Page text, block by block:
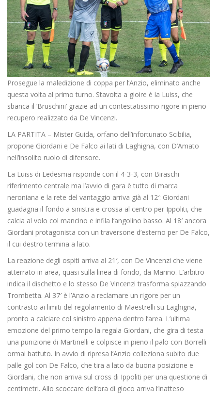
Prosegue la maledizione di coppa per l’Anzio, eliminato anche
questa volta al primo turno. Stavolta a gioire è la Luiss, che
sbanca il ‘Bruschini’ grazie ad un contestatissimo rigore in pieno
recupero realizzato da De Vincenzi.
LA PARTITA – Mister Guida, orfano dell’infortunato Scibilia,
propone Giordani e De Falco ai lati di Laghigna, con D’Amato
nell’insolito ruolo di difensore.
La Luiss di Ledesma risponde con il 4-3-3, con Biraschi
riferimento centrale ma l’avvio di gara è tutto di marca
neroniana e la rete del vantaggio arriva già al 12′: Giordani
guadagna il fondo a sinistra e crossa al centro per Ippoliti, che
calcia al volo col mancino e infila l’angolino basso. Al 18′ ancora
Giordani protagonista con un traversone d’esterno per De Falco,
il cui destro termina a lato.
La reazione degli ospiti arriva al 21′, con De Vincenzi che viene
atterrato in area, quasi sulla linea di fondo, da Marino. L’arbitro
indica il dischetto e lo stesso De Vincenzi trasforma spiazzando
Trombetta. Al 37′ è l’Anzio a reclamare un rigore per un
contrasto ai limiti del regolamento di Maestrelli su Laghigna,
pronto a calciare col sinistro appena dentro l’area. L’ultima
emozione del primo tempo la regala Giordani, che gira di testa
una punizione di Martinelli e colpisce in pieno il palo con Borrelli
ormai battuto. In avvio di ripresa l’Anzio colleziona subito due
palle gol con De Falco, che tira a lato da buona posizione e
Giordani, che non arriva sul cross di Ippoliti per una questione di
centimetri. Allo scoccare dell’ora di gioco arriva l’inatteso